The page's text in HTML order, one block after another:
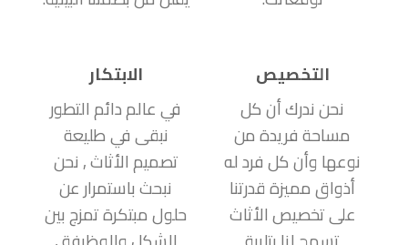
التخصيص
نحن ندرك أن كل
مساحة فريدة من
نوعها وأن كل فرد له
أذواق مميزة قدرتنا
على تخصيص الأثاث
الابتكار
في عالم دائم التطور
نبقى في طليعة
تصميم الأثاث , نحن
نبحث باستمرار عن
حلول مبتكرة تمزج بين